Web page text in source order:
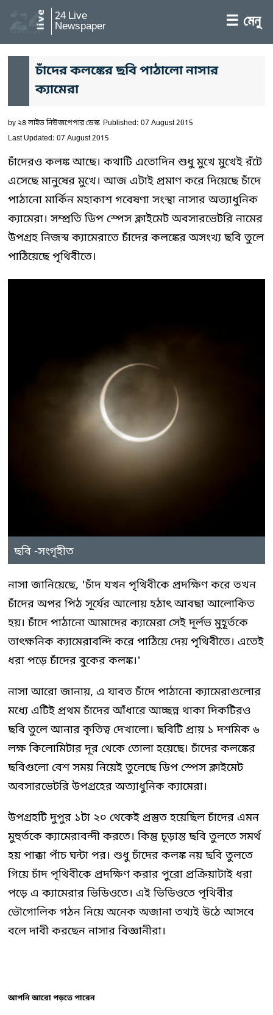
24 Live
Newspaper ☰ মেনু
চাঁদের কলঙ্কের ছবি পাঠালো নাসার
ক্যামেরা
by২৪ লাইভ নিউজপেপার ডেস্ক Published: 07 August 2015
Last Updated: 07 August 2015
চাঁদেরও কলঙ্ক আছে। কথাটি এতোদিন শুধু মুখে মুখেই রঁটে
এসেছে মানুষের মুখে। আজ এটাই প্রমাণ করে দিয়েছে চাঁদে
পাঠানো মার্কিন মহাকাশ গবেষণা সংস্থা নাসার অত্যাধুনিক
ক্যামেরা। সম্প্রতি ডিপ স্পেস ক্লাইমেট অবসারভেটরি নামের
উপগ্রহ নিজস্ব ক্যামেরাতে চাঁদের কলঙ্কের অসংখ্য ছবি তুলে
পাঠিয়েছে পৃথিবীতে।
ছবি -সংগৃহীত
নাসা জানিয়েছে, 'চাঁদ যখন পৃথিবীকে প্রদক্ষিণ করে তখন
চাঁদের অপর পিঠ সূর্যের আলোয় হঠাৎ আবছা আলোকিত
হয়। চাঁদে পাঠানো আমাদের ক্যামেরা সেই দূর্লভ মুহূর্তকে
তাৎক্ষনিক ক্যামেরাবন্দি করে পাঠিয়ে দেয় পৃথিবীতে। এতেই
ধরা পড়ে চাঁদের বুকের কলঙ্ক।'
নাসা আরো জানায়, এ যাবত চাঁদে পাঠানো ক্যামেরাগুলোর
মধ্যে এটিই প্রথম চাঁদের আঁধারে আচ্ছন্ন থাকা দিকটিরও
ছবি তুলে আনার কৃতিত্ব দেখালো। ছবিটি প্রায় ১ দশমিক ৬
লক্ষ কিলোমিটার দূর থেকে তোলা হয়েছে। চাঁদের কলঙ্কের
ছবিগুলো বেশ সময় নিয়েই তুলেছে ডিপ স্পেস ক্লাইমেট
অবসারভেটরি উপগ্রহের অত্যাধুনিক ক্যামেরা।
উপগ্রহটি দুপুর ১টা ২০ থেকেই প্রস্তুত হয়েছিল চাঁদের এমন
মুহুর্তকে ক্যামেরাবন্দী করতে। কিন্তু চূড়ান্ত ছবি তুলতে সমর্থ
হয় পাক্কা পাঁচ ঘন্টা পর। শুধু চাঁদের কলঙ্ক নয় ছবি তুলতে
গিয়ে চাঁদ পৃথিবীকে প্রদক্ষিণ করার পুরো প্রক্রিয়াটাই ধরা
পড়ে এ ক্যামেরার ভিডিওতে। এই ভিডিওতে পৃথিবীর
ভৌগোলিক গঠন নিয়ে অনেক অজানা তথ্যই উঠে আসবে
বলে দাবী করছেন নাসার বিজ্ঞানীরা।
আপনি আরো পড়তে পারেন